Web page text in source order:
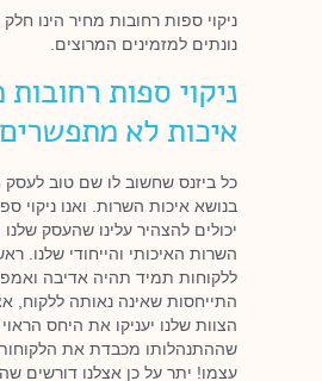
ניקוי ספות רחובות מחיר הינו
נונתים למזמינים המרוצים.
ניקוי ספות
איכות לא
כל ביזנס שחשוב לו שם טוב
בנושא איכות השרות. ואנו ניקוי
יכולים להצהיר עלינו שהעסק
השרות האיכותי והייחודי שלנו.
ללקוחות תמיד תהיה אדיבה
התייחסות שאינה נאותה ללקוח,
הצוות שלנו יעניקו את היחס
שההתנהלותו מכבדת את
עצמו! יתר על כן אצלנו דורשים